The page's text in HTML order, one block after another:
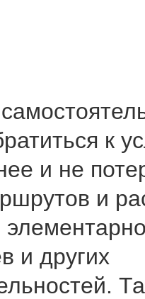
к
и не
и
и других